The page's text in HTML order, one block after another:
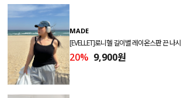
MADE
[EVELLET]로니헬 길이별 레이온스판 끈 나시
20% 9,900원